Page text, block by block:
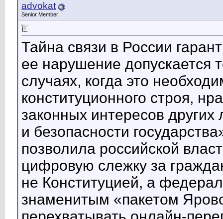
advokat
Senior Member
Тайна связи в России
ее нарушение
случаях, когда это
конституционного строя,
законных интересов
и безопасности
позволила российской
цифровую слежку за
не Конституцией, а
знаменитым «пакетом